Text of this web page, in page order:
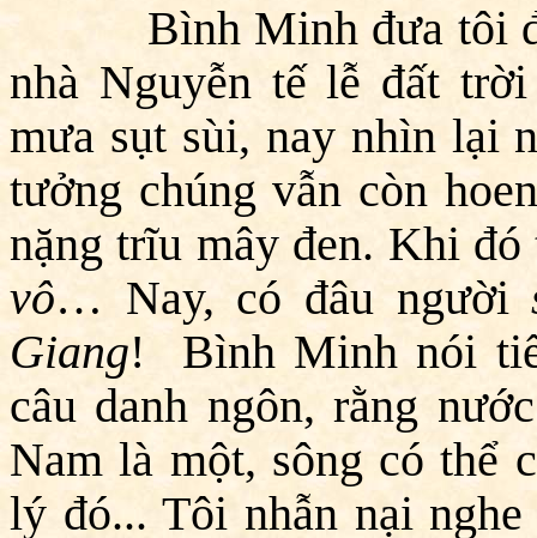
Bình Minh đưa tôi
nhà Nguyễn tế lễ đất
mưa sụt sùi, nay nhìn lại
tưởng chúng vẫn còn
nặng trĩu mây đen. Khi
vô… Nay, có đâu người
Giang! Bình Minh nói
câu danh ngôn, rằng
Nam là một, sông có thể
lý đó... Tôi nhẫn nại